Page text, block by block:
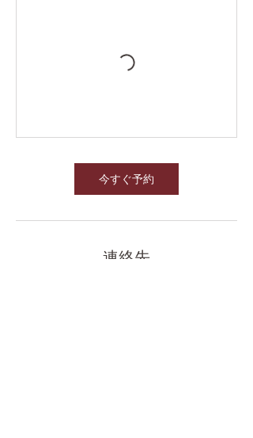
今すぐ予約
連絡先